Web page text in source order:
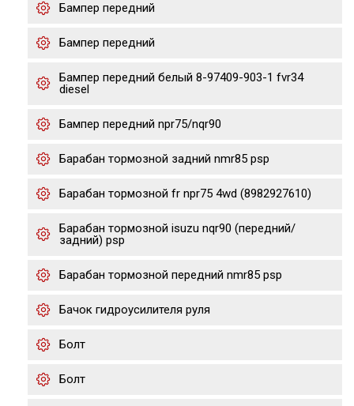
Бампер передний
Бампер передний
Бампер передний белый 8-97409-903-1 fvr34
diesel
Бампер передний npr75/nqr90
Барабан тормозной задний nmr85 psp
Барабан тормозной fr npr75 4wd (8982927610)
Барабан тормозной isuzu nqr90 (передний/
задний) psp
Барабан тормозной передний nmr85 psp
Бачок гидроусилителя руля
Болт
Болт